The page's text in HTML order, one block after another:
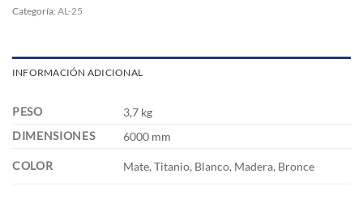
Categoría: AL-25
INFORMACIÓN ADICIONAL
PESO
3,7 kg
DIMENSIONES
6000 mm
COLOR Mate, Titanio, Blanco, Madera, Bronce